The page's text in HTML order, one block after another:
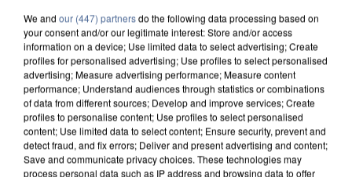
IL TUE SON FILS ET ENVOIE DES PHOTOS À SON
EX-COMPAGNE À NICE
We and our (447) partnersdo the following data processing based on
your consent and/or our legitimate interest: Store and/or access
information on a device; Use limited data to select advertising; Create
profiles for personalised advertising; Use profiles to select personalised
advertising; Measure advertising performance; Measure content
performance; Understand audiences through statistics or combinations
of data from different sources; Develop and improve services; Create
profiles to personalise content; Use profiles to select personalised
content; Use limited data to select content; Ensure security, prevent and
detect fraud, and fix errors; Deliver and present advertising and content;
Save and communicate privacy choices. These technologies may
process personal data such as IP address and browsing data to offer